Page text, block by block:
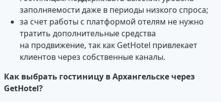
заполняемости даже в периоды низкого спроса;
за счет работы с платформой отелям не нужно
тратить дополнительные средства
на продвижение, так как GetHotel привлекает
клиентов через собственные каналы.
Как выбрать гостиницу в Архангельске через
GetHotel?